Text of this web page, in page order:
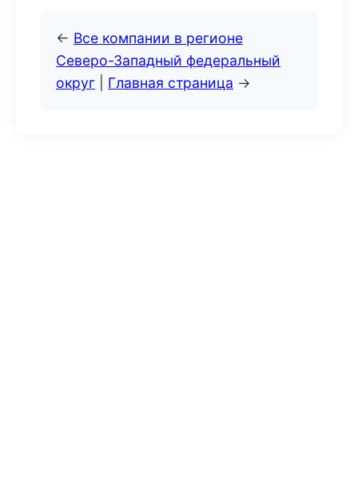
← Все компании в регионе
Северо-Западный федеральный
округ
Главная страница →